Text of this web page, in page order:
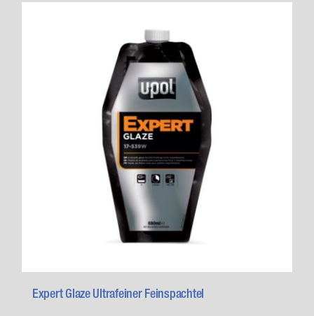
Expert Glaze Ultrafeiner Feinspachtel